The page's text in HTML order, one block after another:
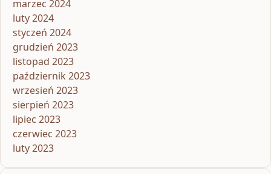
marzec 2024
luty 2024
styczeń 2024
grudzień 2023
listopad 2023
październik 2023
wrzesień 2023
sierpień 2023
lipiec 2023
czerwiec 2023
luty 2023